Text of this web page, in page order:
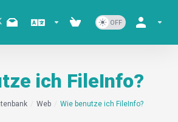
ich FileInfo?
Web Wie benutze ich FileInfo?